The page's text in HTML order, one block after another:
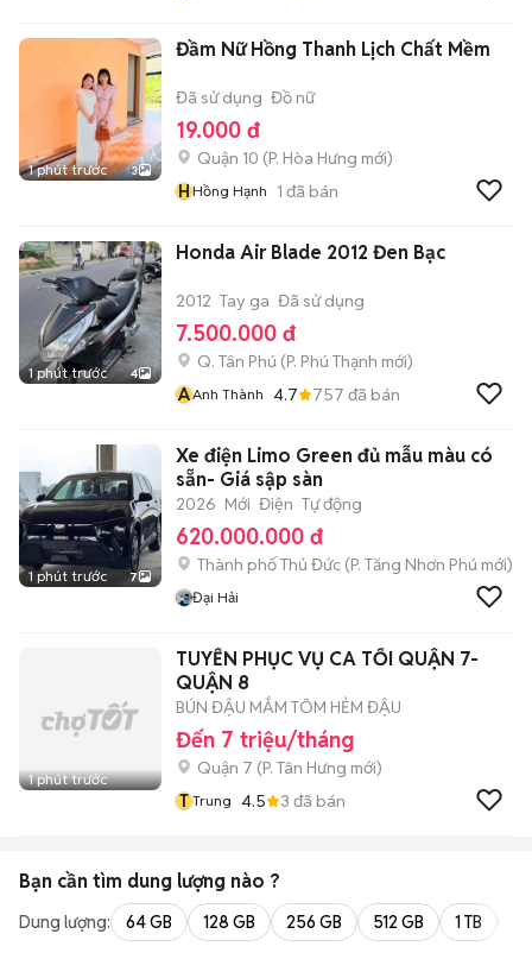
1 phút trước 3
Đầm Nữ Hồng Thanh Lịch Chất Mềm
Đã sử dụng Đồ nữ
19.000 đ
Quận 10 (P. Hòa Hưng mới)
HHồng Hạnh 1 đã bán
1 phút trước 4
Honda Air Blade 2012 Đen Bạc
2012 Tay ga Đã sử dụng
7.500.000 đ
Q. Tân Phú (P. Phú Thạnh mới)
AAnh Thành 4.7 757 đã bán
1 phút trước 7
Xe điện Limo Green đủ mẫu màu có
sẵn- Giá sập sàn
2026 Mới Điện Tự động
620.000.000 đ
Thành phố Thủ Đức (P. Tăng Nhơn Phú mới)
Đại Hải
1 phút trước
TUYỂN PHỤC VỤ CA TỐI QUẬN 7-
QUẬN 8
BÚN ĐẬU MẮM TÔM HẺM ĐẬU
Đến 7 triệu/tháng
Quận 7 (P. Tân Hưng mới)
T Trung 4.5 3 đã bán
Bạn cần tìm dung lượng nào ?
Dung lượng: 64 GB 128 GB 256 GB 512 GB 1 TB